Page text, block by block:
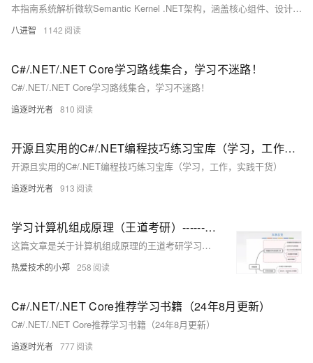
本指南系统解析微软Semantic Kernel .NET架构，涵盖核心组件、设计模式与源码结构，结合实战路径与调试技巧，助你从入门到贡献开源，掌握AI编排开发全栈技能。
八进智 1142
C#/.NET/.NET Core学习路线集合，学习不迷路！
C#/.NET/.NET Core学习路线集合，学习不迷路！
追逐时光者 810
开源且实用的C#/.NET编程技巧练习宝库（学习，工作，实践干货）
开源且实用的C#/.NET编程技巧练习宝库（学习，工作，实践干货）
追逐时光者 913
学习计算机组成原理（王道考研）------第十一天https://zhengyz.blog.csdn.net/article/details/121706379?spm=1001.2014.3001.5502
这篇文章是关于计算机组成原理的王道考研学习笔记，主要介绍了半导体存储器RAM和ROM的相关知识。
热爱技术的小郑 258
C#/.NET/.NET Core推荐学习书籍（24年8月更新）
C#/.NET/.NET Core推荐学习书籍（24年8月更新）
追逐时光者 777